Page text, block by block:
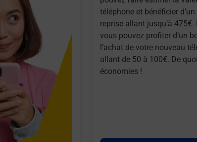
téléphone et bénéficier
reprise allant jusqu’à 475€.
vous pouvez profiter d’un
l’achat de votre nouveau
allant de 50 à 100€. De
économies !